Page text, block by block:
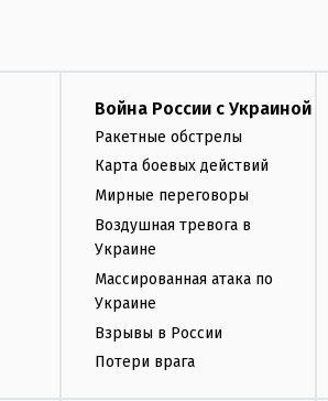
Война России с Украиной
Ракетные обстрелы
Карта боевых действий
Мирные переговоры
Воздушная тревога в
Украине
Массированная атака по
Украине
Взрывы в России
Потери врага